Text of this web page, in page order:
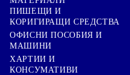
ПИШЕЩИ И
КОРИГИРАЩИ СРЕДСТВА
ОФИСНИ ПОСОБИЯ И
МАШИНИ
ХАРТИИ И
КОНСУМАТИВИ